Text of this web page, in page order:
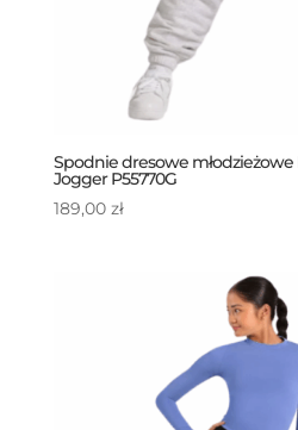
Spodnie dresowe
Jogger P55770G
189,00 zł